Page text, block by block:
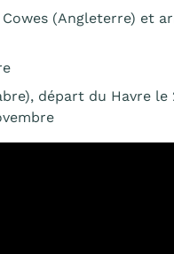
(Angleterre) et
départ du Havre